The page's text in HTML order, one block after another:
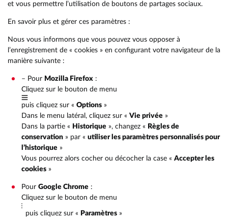
et vous permettre l’utilisation de boutons de partages sociaux.
En savoir plus et gérer ces paramètres :
Nous vous informons que vous pouvez vous opposer à
l’enregistrement de « cookies » en configurant votre navigateur de la
manière suivante :
– Pour Mozilla Firefox :
Cliquez sur le bouton de menu
puis cliquez sur « Options »
Dans le menu latéral, cliquez sur « Vie privée »
Dans la partie « Historique », changez « Règles de
conservation » par « utiliser les paramètres personnalisés pour
l’historique »
Vous pourrez alors cocher ou décocher la case « Accepter les
cookies »
Pour Google Chrome :
Cliquez sur le bouton de menu
puis cliquez sur « Paramètres »